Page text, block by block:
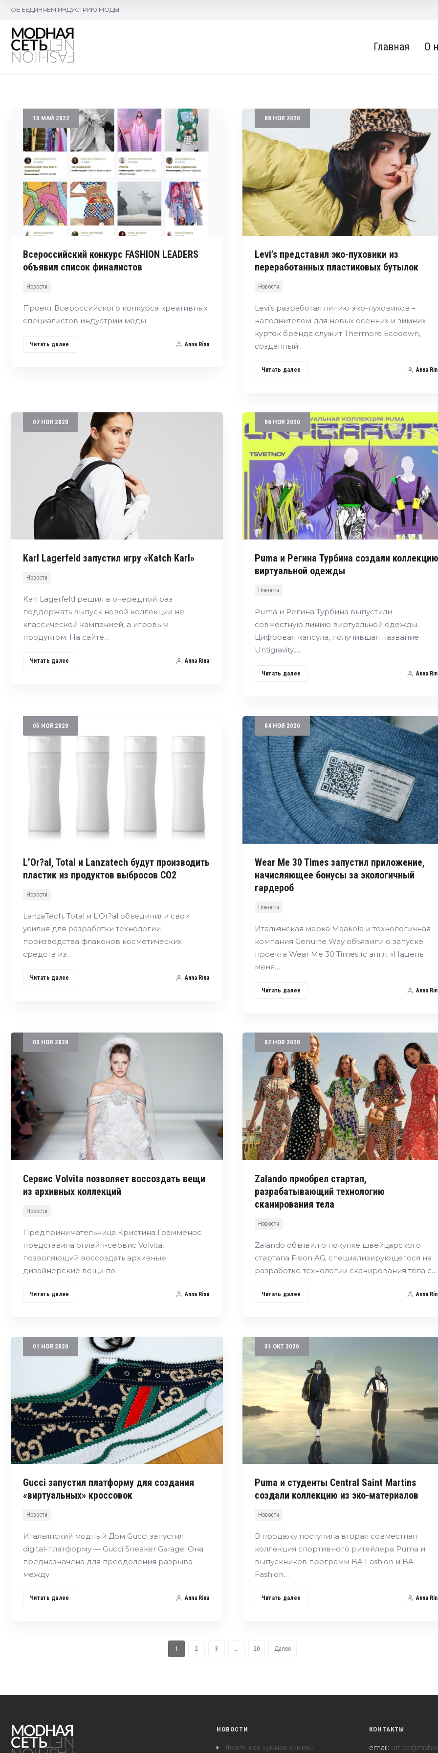
ОБЪЕДИНЯЕМ ИНДУСТРИЮ МОДЫ
Главная О
15 МАЙ 2022
Всероссийский конкурс FASHION LEADERS
объявил список финалистов
Новости
Проект Всероссийского конкурса креативных
специалистов индустрии моды
Читать далее Anna Rina
08 НОЯ 2020
Levi’s представил эко-пуховики из
переработанных пластиковых бутылок
Новости
Levi’s разработал линию эко-пуховиков –
наполнителем для новых осенних и зимних
курток бренда служит Thermore Ecodown,
созданный…
Читать далее Anna
07 НОЯ 2020
Karl Lagerfeld запустил игру «Katch Karl»
Новости
Karl Lagerfeld решил в очередной раз
поддержать выпуск новой коллекции не
классической кампанией, а игровым
продуктом. На сайте…
Читать далее Anna Rina
06 НОЯ 2020
Puma и Регина Турбина создали коллекцию
виртуальной одежды
Новости
Puma и Регина Турбина выпустили
совместную линию виртуальной одежды.
Цифровая капсула, получившая название
Untigravity,…
Читать далее Anna
05 НОЯ 2020
L’Or?al, Total и Lanzatech будут производить
пластик из продуктов выбросов CO2
Новости
LanzaTech, Total и L’Or?al объединили свои
усилия для разработки технологии
производства флаконов косметических
средств из…
Читать далее Anna Rina
04 НОЯ 2020
Wear Me 30 Times запустил приложение,
начисляющее бонусы за экологичный
гардероб
Новости
Итальянская марка Maakola и технологичная
компания Genuine Way объявили о запуске
проекта Wear Me 30 Times (с англ. «Надень
меня…
Читать далее Anna
03 НОЯ 2020
Сервис Volvita позволяет воссоздать вещи
из архивных коллекций
Новости
Предпринимательница Кристина Грамменос
представила онлайн-сервис Volvita,
позволяющий воссоздать архивные
дизайнерские вещи по…
Читать далее Anna Rina
02 НОЯ 2020
Zalando приобрел стартап,
разрабатывающий технологию
сканирования тела
Новости
Zalando объявил о покупке швейцарского
стартапа Fision AG, специализирующегося на
разработке технологии сканирования тела с…
Читать далее Anna
01 НОЯ 2020
Gucci запустил платформу для создания
«виртуальных» кроссовок
Новости
Итальянский модный Дом Gucci запустил
digital-платформу — Gucci Sneaker Garage. Она
предназначена для преодоления разрыва
между…
Читать далее Anna Rina
31 ОКТ 2020
Puma и студенты Central Saint Martins
создали коллекцию из эко-материалов
Новости
В продажу поступила вторая совместная
коллекция спортивного ритейлера Puma и
выпускников программ BA Fashion и BA
Fashion…
Читать далее Anna
1 2 3 20 Далее
НОВОСТИ
ifoam: как «умная химия»
КОНТАКТЫ
email: